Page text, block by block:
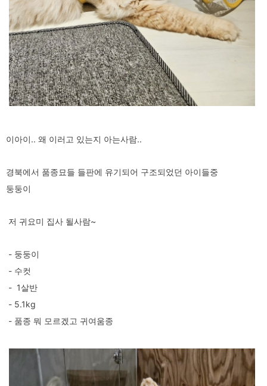
이아이.. 왜 이러고 있는지 아는사람..
경북에서 품종묘들 들판에 유기되어 구조되었던 아이들중
둥둥이
저 귀요미 집사 될사람~
- 둥둥이
- 수컷
- 1살반
- 5.1kg
- 품종 뭐 모르겠고 귀여움종